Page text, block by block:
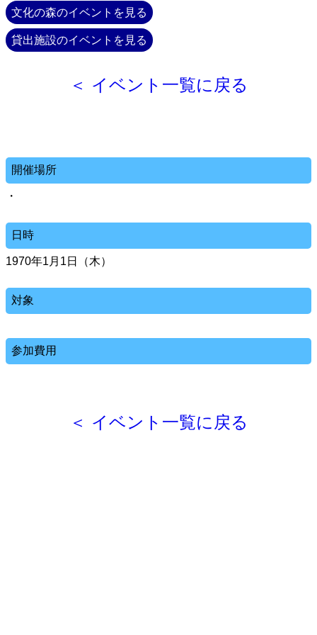
文化の森のイベントを見る
貸出施設のイベントを見る
＜ イベント一覧に戻る
開催場所
・
日時
1970年1月1日（木）
対象
参加費用
＜ イベント一覧に戻る